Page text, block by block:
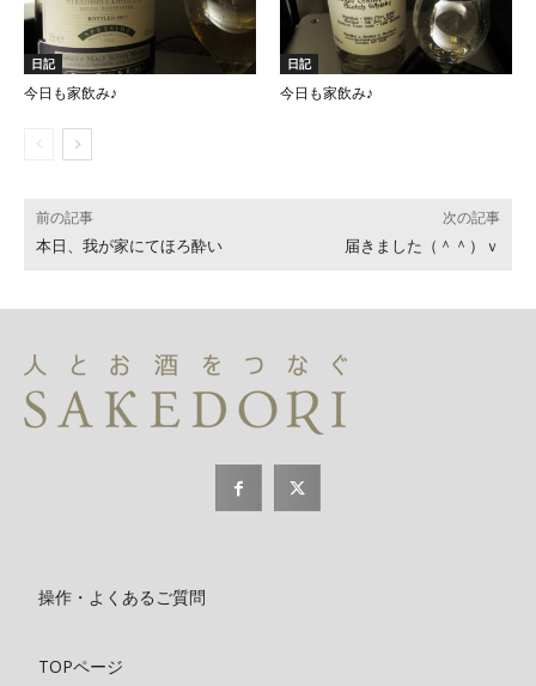
日記
今日も家飲み♪
日記
今日も家飲み♪
前の記事
本日、我が家にてほろ酔い
次の記事
届きました（＾＾）ｖ
操作・よくあるご質問
TOPページ